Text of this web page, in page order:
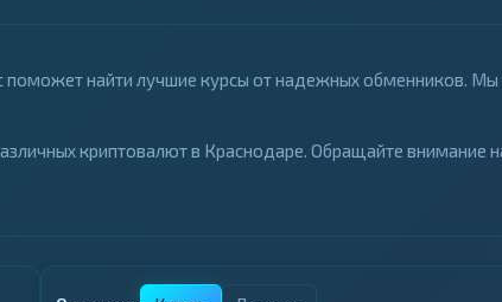
поможет найти лучшие курсы от надежных обменников.
криптовалют в Краснодаре. Обращайте внимание